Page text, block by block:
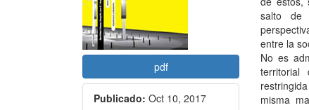
pdf
Publicado: Oct 10, 2017
salto de
entre la
No es
territorial
misma